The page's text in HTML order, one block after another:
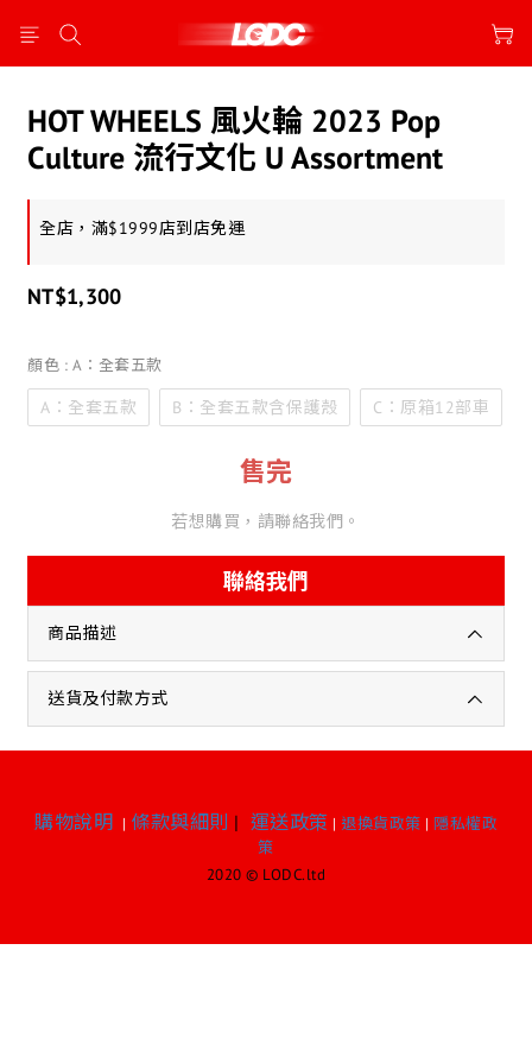
HOT WHEELS 風火輪 2023 Pop
Culture 流行文化 U Assortment
全店，滿$1999店到店免運
NT$1,300
顏色 : A：全套五款
A：全套五款 B：全套五款含保護殼 C：原箱12部車
售完
若想購買，請聯絡我們。
聯絡我們
商品描述
送貨及付款方式
購物說明 | 條款與細則 | 運送政策 | 退換貨政策 | 隱私權政
策
2020 © LODC.ltd